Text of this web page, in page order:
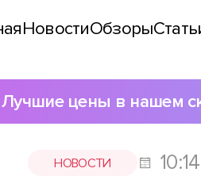
НовостиОбзоры
Лучшие цены в нашем
НОВОСТИ